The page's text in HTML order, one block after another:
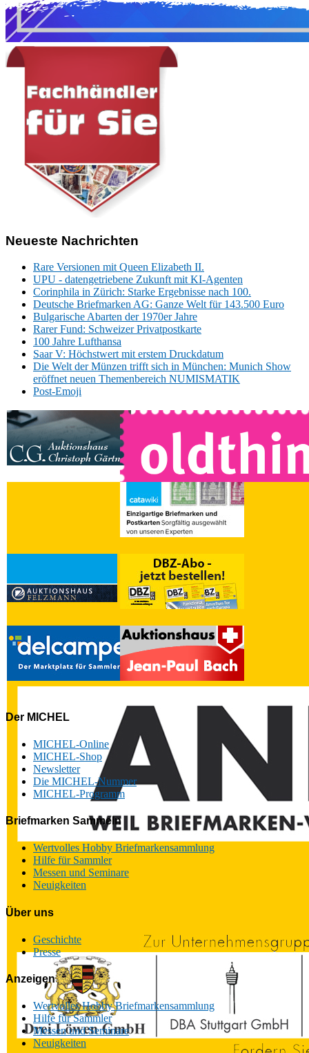
Neueste Nachrichten
Rare Versionen mit Queen Elizabeth II.
UPU - datengetriebene Zukunft mit KI-Agenten
Corinphila in Zürich: Starke Ergebnisse nach 100.
Deutsche Briefmarken AG: Ganze Welt für 143.500 Euro
Bulgarische Abarten der 1970er Jahre
Rarer Fund: Schweizer Privatpostkarte
100 Jahre Lufthansa
Saar V: Höchstwert mit erstem Druckdatum
Die Welt der Münzen trifft sich in München: Munich Show
eröffnet neuen Themenbereich NUMISMATIK
Post-Emoji
Der MICHEL
MICHEL-Online
MICHEL-Shop
Newsletter
Die MICHEL-Nummer
MICHEL-Programm
Briefmarken Sammeln
Wertvolles Hobby Briefmarkensammlung
Hilfe für Sammler
Messen und Seminare
Neuigkeiten
Über uns
Geschichte
Presse
Anzeigen
Wertvolles Hobby Briefmarkensammlung
Hilfe für Sammler
Messen und Seminare
Neuigkeiten